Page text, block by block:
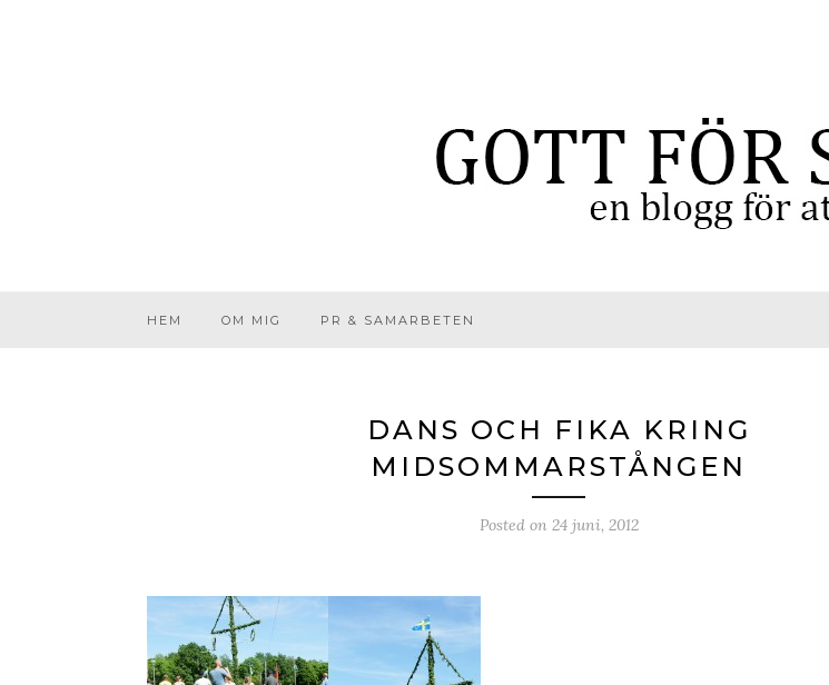
HEM OM MIG PR & SAMARBETEN
DANS OCH FIKA KRING
MIDSOMMARSTÅNGEN
Posted on 24 juni, 2012